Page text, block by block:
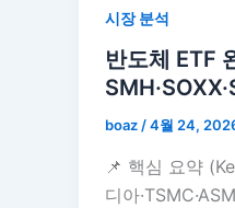
시장 분석
반도체 ETF
boaz/4월 24,
📌 핵심 요약
디아